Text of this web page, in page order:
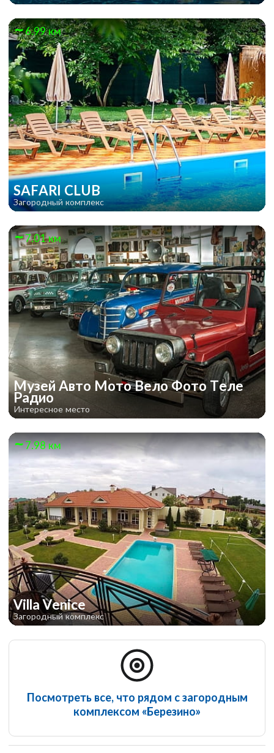
6.99 км
SAFARI CLUB
Загородный комплекс
7.01 км
Музей Авто Мото Вело Фото Теле
Радио
Интересное место
7.98 км
Villa Venice
Загородный комплекс
Посмотреть все, что рядом с загородным
комплексом «Березино»